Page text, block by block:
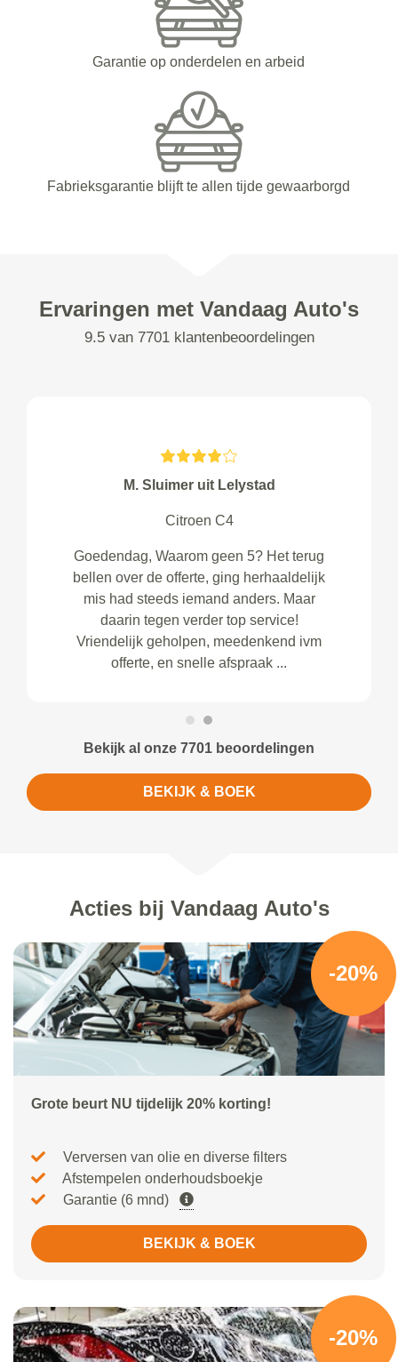
Garantie op onderdelen en arbeid
Fabrieksgarantie blijft te allen tijde gewaarborgd
Ervaringen met Vandaag Auto's
9.5 van 7701 klantenbeoordelingen
M. Sluimer uit Lelystad
Citroen C4
Goedendag, Waarom geen 5? Het terug
bellen over de offerte, ging herhaaldelijk
mis had steeds iemand anders. Maar
daarin tegen verder top service!
Vriendelijk geholpen, meedenkend ivm
offerte, en snelle afspraak ...
Bekijk al onze 7701 beoordelingen
BEKIJK & BOEK
Acties bij Vandaag Auto's
-20%
Grote beurt NU tijdelijk 20% korting!
Verversen van olie en diverse filters
Afstempelen onderhoudsboekje
Garantie (6 mnd)
BEKIJK & BOEK
-20%